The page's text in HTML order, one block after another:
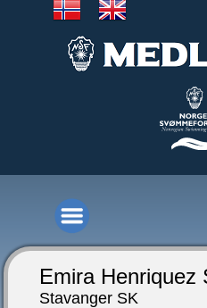
Emira Henriquez
Stavanger SK